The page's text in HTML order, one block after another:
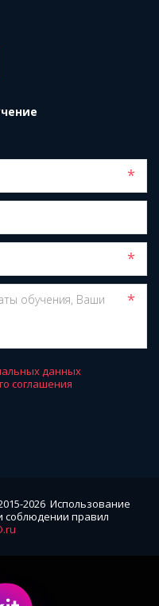
*
*
*
данных
соглашения
2026  Использование
соблюдении правил